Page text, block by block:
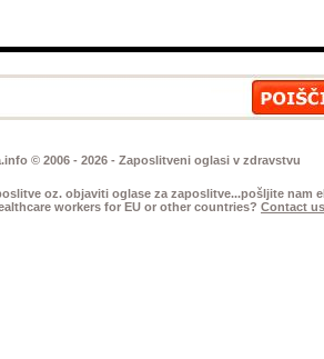
© 2006 - 2026 - Zaposlitveni oglasi v zdravstvu
oz. objaviti oglase za zaposlitve...pošljite nam
workers for EU or other countries? Contact